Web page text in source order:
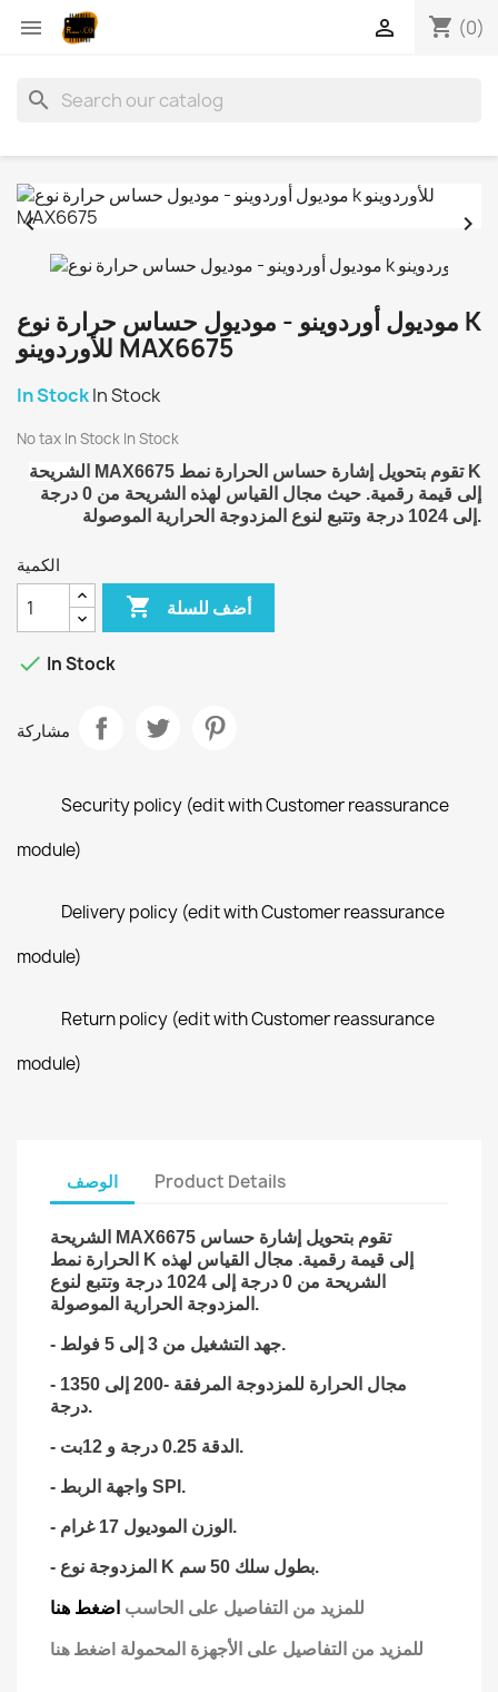
 shopping_cart (0)

search
 
موديول أوردوينو - موديول حساس حرارة نوع K
للأوردوينو MAX6675
In StockIn Stock
No tax In Stock In Stock
الشريحة
MAX6675 تقوم بتحويل إشارة حساس الحرارة نمط K
إلى قيمة رقمية. حيث مجال القياس لهذه الشريحة من 0 درجة
إلى 1024 درجة وتتبع لنوع المزدوجة الحرارية الموصولة.
الكمية
 أضف للسلة
 In Stock
مشاركة
Security policy (edit with Customer reassurance
module)
Delivery policy (edit with Customer reassurance
module)
Return policy (edit with Customer reassurance
module)
الوصف Product Details
الشريحة
MAX6675 تقوم بتحويل إشارة حساس
الحرارة نمط K إلى قيمة رقمية. مجال القياس لهذه
الشريحة من 0 درجة إلى 1024 درجة وتتبع لنوع
المزدوجة الحرارية الموصولة.
- جهد التشغيل من 3 إلى 5 فولط.
- مجال الحرارة للمزدوجة المرفقة -200 إلى 1350
درجة.
- الدقة 0.25 درجة و 12بت.
- واجهة الربط SPI.
- الوزن الموديول 17 غرام.
- المزدوجة نوع K بطول سلك 50 سم.
للمزيد من التفاصيل على الحاسب اضغط هنا
للمزيد من التفاصيل على الأجهزة المحمولة اضغط هنا